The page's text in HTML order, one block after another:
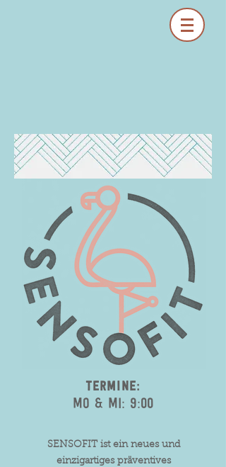
Termine:
MO & Mi: 9:00
SENSOFIT ist ein neues und
einzigartiges präventives